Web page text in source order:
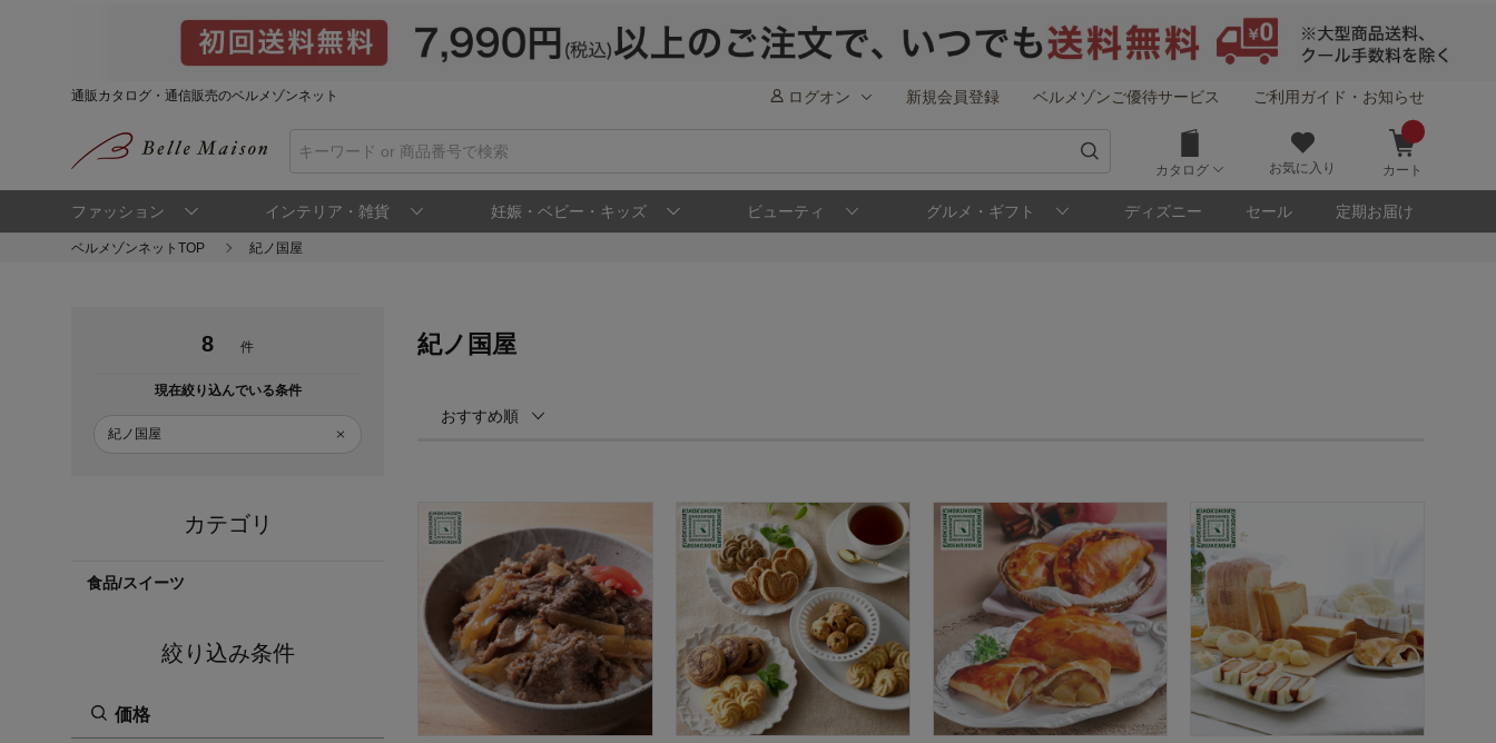
通販カタログ・通信販売のベルメゾンネット ログオン 新規会員登録 ベルメゾンご優待サービス ご利用ガイド・お知らせ
カタログ お気に入り カート
ファッション インテリア・雑貨 妊娠・ベビー・キッズ ビューティ グルメ・ギフト ディズニー セール 定期お届け
ベルメゾンネットTOP 紀ノ国屋
8 件
現在絞り込んでいる条件
紀ノ国屋
カテゴリ
食品/スイーツ
絞り込み条件
価格
紀ノ国屋
おすすめ順